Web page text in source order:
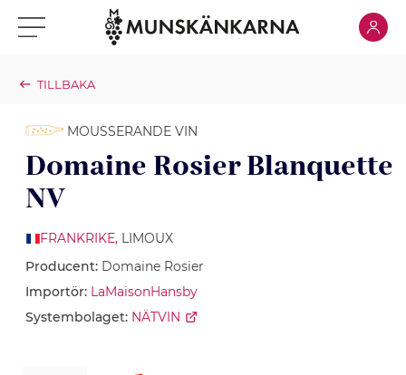
Klicka för meny Klicka
TILLBAKA
MOUSSERANDE VIN
Domaine Rosier Blanquette
NV
FRANKRIKE, LIMOUX
Producent: Domaine Rosier
Importör: LaMaisonHansby
Systembolaget: NÄTVIN